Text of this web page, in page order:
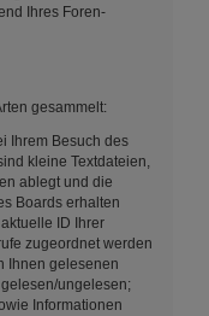
Ihres Foren-
gesammelt:
Ihrem Besuch des
kleine Textdateien,
ablegt und die
Boards erhalten
ID Ihrer
zugeordnet werden
Ihnen gelesenen
ungelesen;
Informationen